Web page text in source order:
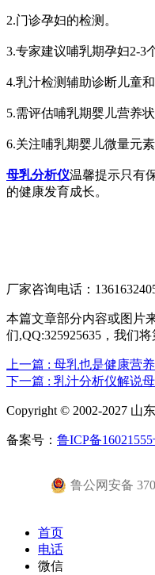
2.门诊孕妇的检测。
3.专家建议哺乳期孕妇2-3
4.乳汁检测辅助诊断儿童和
5.需评估哺乳期婴儿营养状
6.关注哺乳期婴儿微量元素
母乳分析仪温馨提示只有
的健康发育成长。
厂家咨询电话：
本篇文章部分内容或图片
们,QQ:325925635，我们
上一篇 : 母乳也是健康营
下一篇 : 乳汁分析仪解说
Copyright © 2002-2027 山
备案号： 鲁ICP备
鲁公网安备
首页
电话
微信